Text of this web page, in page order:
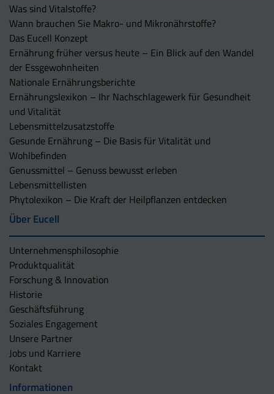
Was sind Vitalstoffe?
Wann brauchen Sie Makro- und Mikronährstoffe?
Das Eucell Konzept
Ernährung früher versus heute – Ein Blick auf den Wandel
der Essgewohnheiten
Nationale Ernährungsberichte
Ernährungslexikon – Ihr Nachschlagewerk für Gesundheit
und Vitalität
Lebensmittelzusatzstoffe
Gesunde Ernährung – Die Basis für Vitalität und
Wohlbefinden
Genussmittel – Genuss bewusst erleben
Lebensmittellisten
Phytolexikon – Die Kraft der Heilpflanzen entdecken
Über Eucell
Unternehmens­philosophie
Produktqualität
Forschung & Innovation
Historie
Geschäftsführung
Soziales Engagement
Unsere Partner
Jobs und Karriere
Kontakt
Informationen